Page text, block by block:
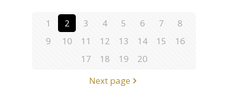
1 2 3 4 5 6 7
8
9
10 11 12 13 14 15
16
17
18 19
20
Next page